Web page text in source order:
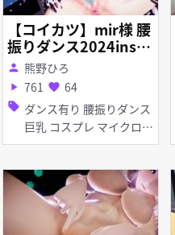
【コイカツ】mir様 腰
振りダンス2024instil
lation【KKVMD】
person 熊野ひろ
play_arrow 761 favorite 64
sell ダンス有り 腰振りダンス
巨乳 コスプレ マイクロ水
着 くぱぁ 母乳・噴乳